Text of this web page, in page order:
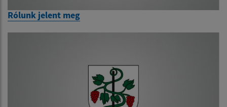
Rólunk jelent meg